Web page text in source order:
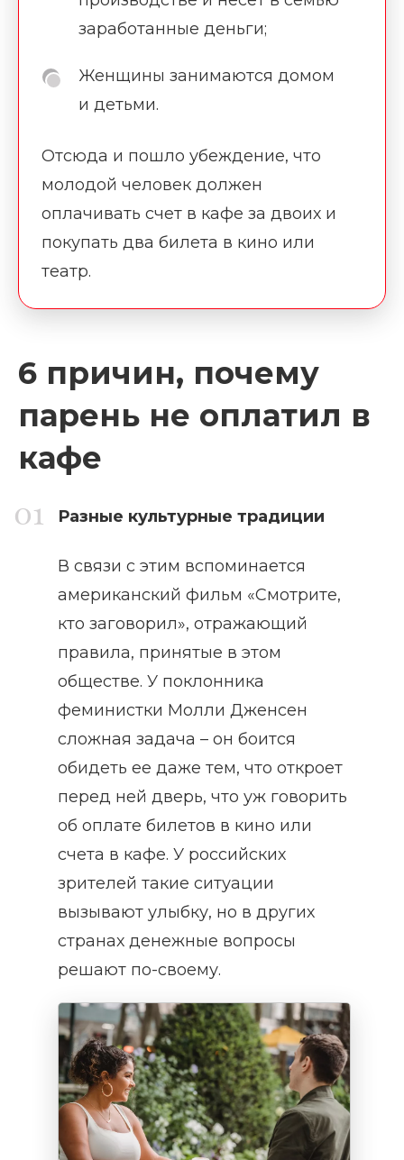
заработанные деньги;
Женщины занимаются домом
и детьми.
Отсюда и пошло убеждение, что
молодой человек должен
оплачивать счет в кафе за двоих и
покупать два билета в кино или
театр.
6 причин, почему
парень не оплатил в
кафе
Разные культурные традиции
В связи с этим вспоминается
американский фильм «Смотрите,
кто заговорил», отражающий
правила, принятые в этом
обществе. У поклонника
феминистки Молли Дженсен
сложная задача – он боится
обидеть ее даже тем, что откроет
перед ней дверь, что уж говорить
об оплате билетов в кино или
счета в кафе. У российских
зрителей такие ситуации
вызывают улыбку, но в других
странах денежные вопросы
решают по-своему.